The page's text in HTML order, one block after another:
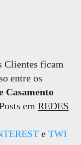
Clientes ficam
entre os
Casamento
em REDES
e TWI